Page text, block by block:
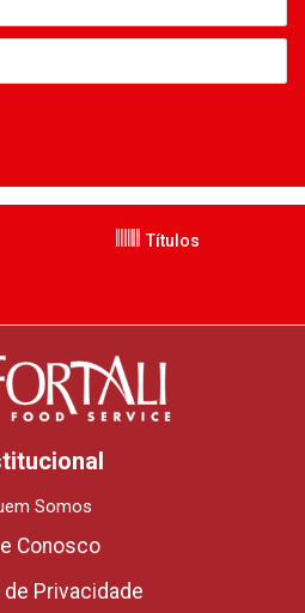
Títulos
Somos
Conosco
Privacidade